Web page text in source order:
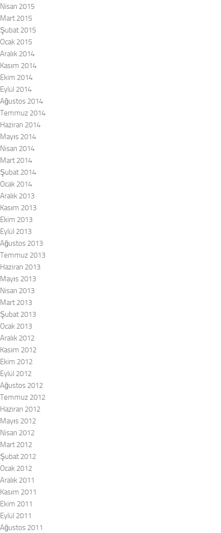
Nisan 2015
Mart 2015
Şubat 2015
Ocak 2015
Aralık 2014
Kasım 2014
Ekim 2014
Eylül 2014
Ağustos 2014
Temmuz 2014
Haziran 2014
Mayıs 2014
Nisan 2014
Mart 2014
Şubat 2014
Ocak 2014
Aralık 2013
Kasım 2013
Ekim 2013
Eylül 2013
Ağustos 2013
Temmuz 2013
Haziran 2013
Mayıs 2013
Nisan 2013
Mart 2013
Şubat 2013
Ocak 2013
Aralık 2012
Kasım 2012
Ekim 2012
Eylül 2012
Ağustos 2012
Temmuz 2012
Haziran 2012
Mayıs 2012
Nisan 2012
Mart 2012
Şubat 2012
Ocak 2012
Aralık 2011
Kasım 2011
Ekim 2011
Eylül 2011
Ağustos 2011